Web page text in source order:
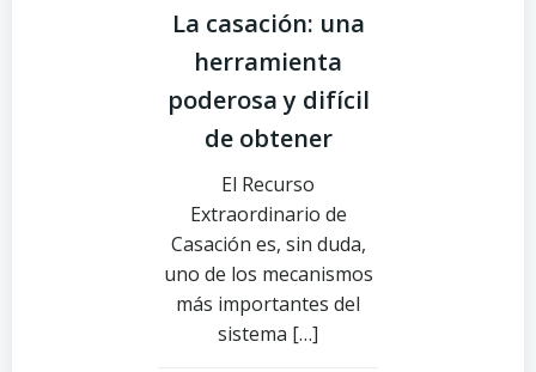
La casación: una
herramienta
poderosa y difícil
de obtener
El Recurso
Extraordinario de
Casación es, sin duda,
uno de los mecanismos
más importantes del
sistema […]